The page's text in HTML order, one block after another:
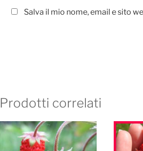
Salva il mio nome, email e sito
Prodotti correlati